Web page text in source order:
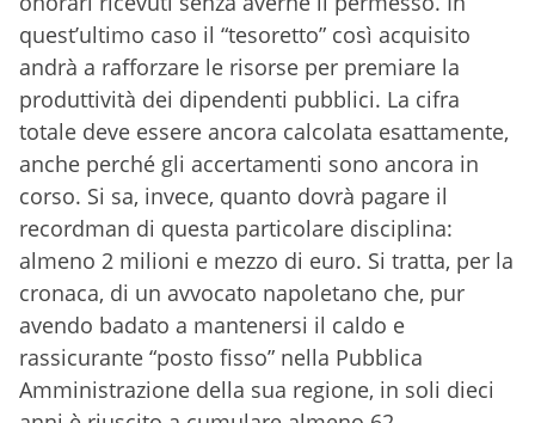
quest’ultimo caso il “tesoretto” così acquisito
andrà a rafforzare le risorse per premiare la
produttività dei dipendenti pubblici. La cifra
totale deve essere ancora calcolata esattamente,
anche perché gli accertamenti sono ancora in
corso. Si sa, invece, quanto dovrà pagare il
recordman di questa particolare disciplina:
almeno 2 milioni e mezzo di euro. Si tratta, per la
cronaca, di un avvocato napoletano che, pur
avendo badato a mantenersi il caldo e
rassicurante “posto fisso” nella Pubblica
Amministrazione della sua regione, in soli dieci